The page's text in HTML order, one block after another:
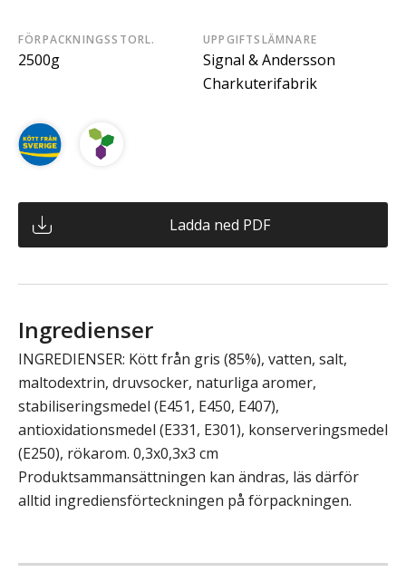
FÖRPACKNINGSSTORL.
2500g
UPPGIFTSLÄMNARE
Signal & Andersson
Charkuterifabrik
Ladda ned PDF
Ingredienser
INGREDIENSER: Kött från gris (85%), vatten, salt,
maltodextrin, druvsocker, naturliga aromer,
stabiliseringsmedel (E451, E450, E407),
antioxidationsmedel (E331, E301), konserveringsmedel
(E250), rökarom. 0,3x0,3x3 cm
Produktsammansättningen kan ändras, läs därför
alltid ingrediensförteckningen på förpackningen.